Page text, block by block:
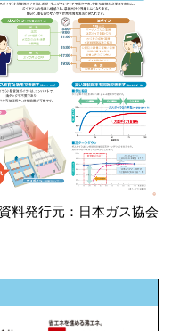
資料発行元：日本ガス協会